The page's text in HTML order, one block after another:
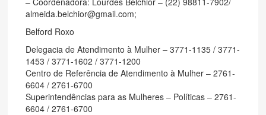
almeida.belchior@gmail.com;
Belford Roxo
Delegacia de Atendimento à Mulher – 3771-1135 / 3771-
1453 / 3771-1602 / 3771-1200
Centro de Referência de Atendimento à Mulher – 2761-
6604 / 2761-6700
Superintendências para as Mulheres – Políticas – 2761-
6604 / 2761-6700